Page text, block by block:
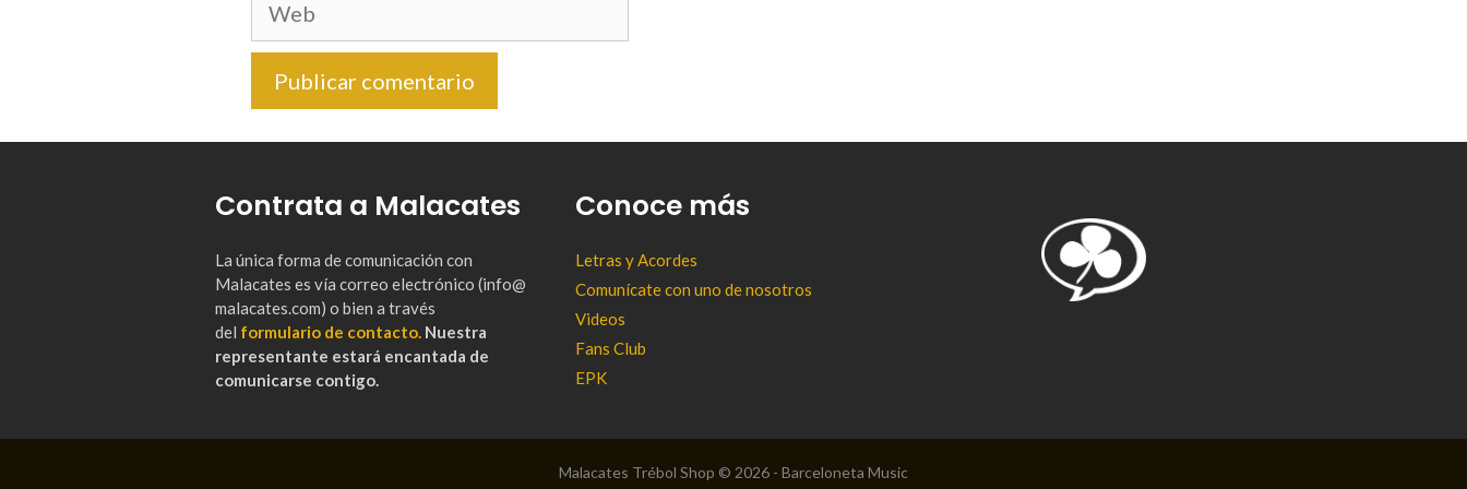
Contrata a Malacates
La única forma de comunicación con
Malacates es vía correo electrónico (info@
malacates.com) o bien a través
del formulario de contacto. Nuestra
representante estará encantada de
comunicarse contigo.
Conoce más
Letras y Acordes
Comunícate con uno de nosotros
Videos
Fans Club
EPK
Malacates Trébol Shop © 2026 - Barceloneta Music